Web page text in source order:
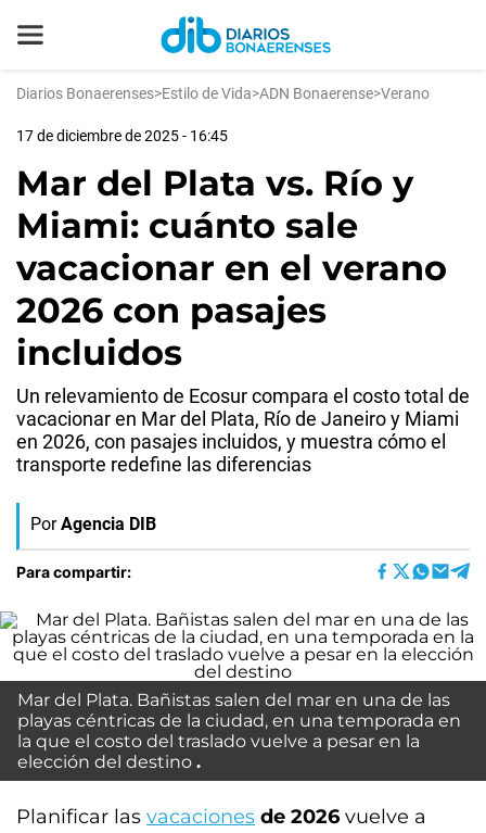
Diarios Bonaerenses>Estilo de Vida>ADN Bonaerense>Verano
17 de diciembre de 2025 - 16:45
Mar del Plata vs. Río y
Miami: cuánto sale
vacacionar en el verano
2026 con pasajes
incluidos
Un relevamiento de Ecosur compara el costo total de
vacacionar en Mar del Plata, Río de Janeiro y Miami
en 2026, con pasajes incluidos, y muestra cómo el
transporte redefine las diferencias
Por Agencia DIB
Para compartir:
Mar del Plata. Bañistas salen del mar en una de las
playas céntricas de la ciudad, en una temporada en
la que el costo del traslado vuelve a pesar en la
elección del destino
Planificar las vacaciones de 2026 vuelve a